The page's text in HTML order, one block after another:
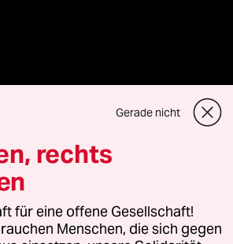
Vertriebs GmbH
rechtlichen Fragen oder für Genehmigungen
lizenzen@taz.de
Gerade nicht
rechts
für eine offene Gesellschaft!
Menschen, die sich gegen